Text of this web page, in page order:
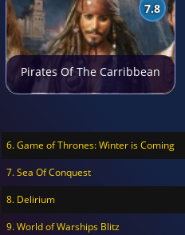
7.8
Pirates Of The Carribbean
6. Game of Thrones: Winter is Coming
7. Sea Of Conquest
8. Delirium
9. World of Warships Blitz